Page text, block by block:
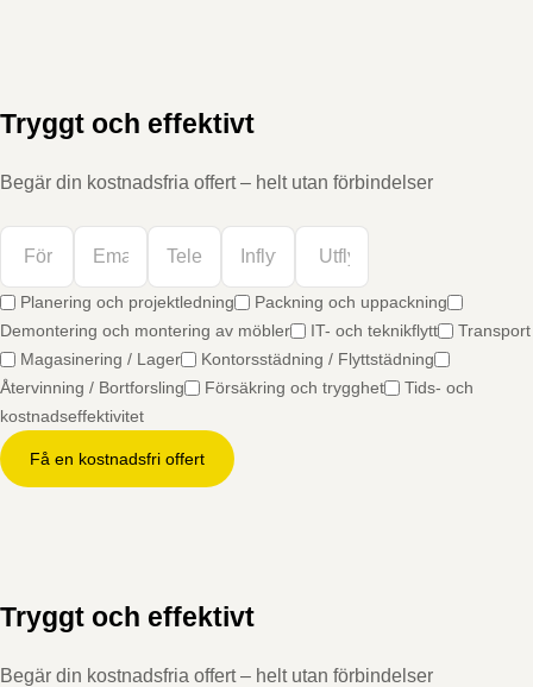
Tryggt och effektivt
Begär din kostnadsfria offert – helt utan förbindelser
Planering och projektledning
Packning och uppackning
Demontering och montering av möbler
IT- och teknikflytt
Transport
Magasinering / Lager
Kontorsstädning / Flyttstädning
Återvinning / Bortforsling
Försäkring och trygghet
Tids- och
kostnadseffektivitet
Få en kostnadsfri offert
Tryggt och effektivt
Begär din kostnadsfria offert – helt utan förbindelser